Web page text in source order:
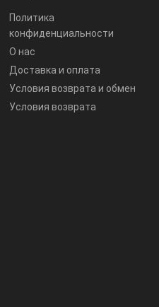
Политика
конфиденциальности
О нас
Доставка и оплата
Условия возврата и обмен
Условия возврата